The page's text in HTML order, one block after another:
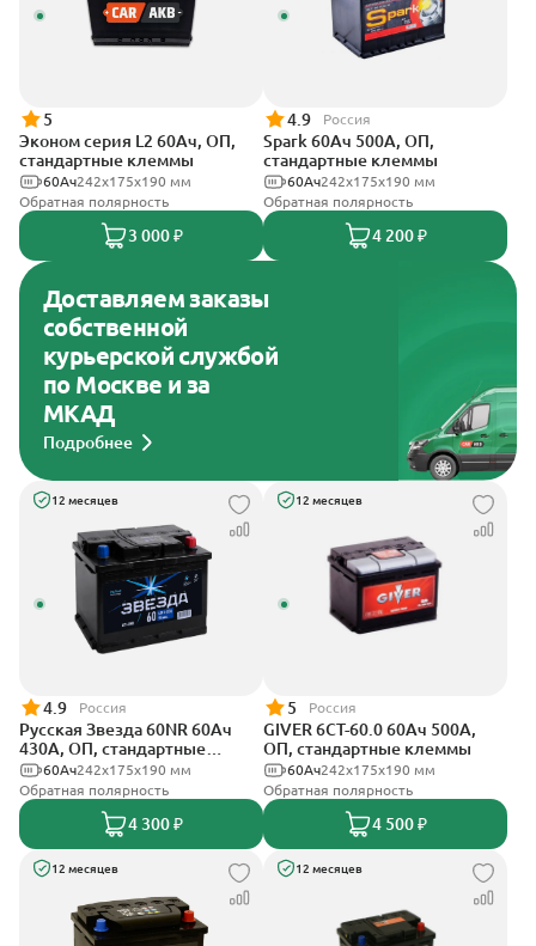
5
Эконом серия L2 60Ач, ОП,
стандартные клеммы
242х175х190 мм
60Ач
Обратная полярность
3 000 ₽
4.9 Россия
Spark 60Ач 500А, ОП,
стандартные клеммы
242х175х190 мм
60Ач
Обратная полярность
4 200 ₽
Доставляем заказы
собственной
курьерской службой
по Москве и за
МКАД
Подробнее
12 месяцев
4.9 Россия
Русская Звезда 60NR 60Ач
430А, ОП, стандартные
клеммы242x175x190 мм
60Ач
Обратная полярность
4 300 ₽
12 месяцев
5 Россия
GIVER 6СТ-60.0 60Ач 500А,
ОП, стандартные клеммы
242х175х190 мм
60Ач
Обратная полярность
4 500 ₽
12 месяцев 12 месяцев